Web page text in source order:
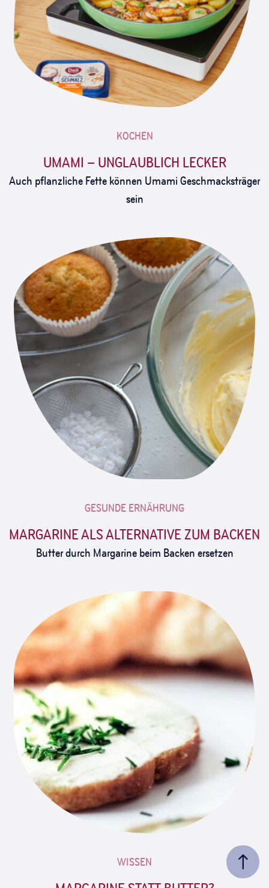
KOCHEN
UMAMI – UNGLAUBLICH LECKER
Auch pflanzliche Fette können Umami Geschmacksträger
sein
GESUNDE ERNÄHRUNG
MARGARINE ALS ALTERNATIVE ZUM BACKEN
Butter durch Margarine beim Backen ersetzen
WISSEN